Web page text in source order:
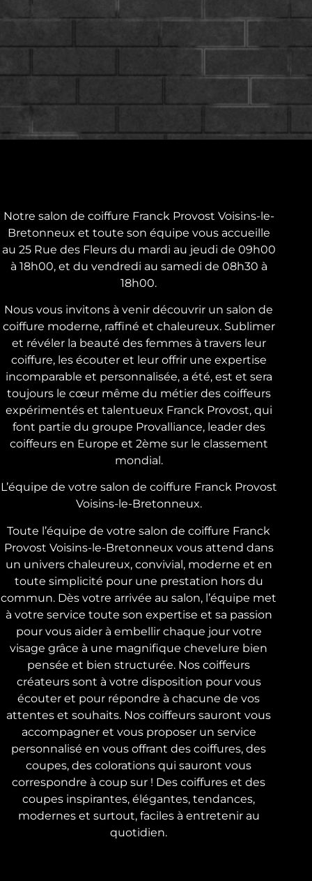
Notre salon de coiffure Franck Provost Voisins-le-
Bretonneux et toute son équipe vous accueille
au 25 Rue des Fleurs du mardi au jeudi de 09h00
à 18h00, et du vendredi au samedi de 08h30 à
18h00.
Nous vous invitons à venir découvrir un salon de
coiffure moderne, raffiné et chaleureux. Sublimer
et révéler la beauté des femmes à travers leur
coiffure, les écouter et leur offrir une expertise
incomparable et personnalisée, a été, est et sera
toujours le cœur même du métier des coiffeurs
expérimentés et talentueux Franck Provost, qui
font partie du groupe Provalliance, leader des
coiffeurs en Europe et 2ème sur le classement
mondial.
L’équipe de votre salon de coiffure Franck Provost
Voisins-le-Bretonneux.
Toute l’équipe de votre salon de coiffure Franck
Provost Voisins-le-Bretonneux vous attend dans
un univers chaleureux, convivial, moderne et en
toute simplicité pour une prestation hors du
commun. Dès votre arrivée au salon, l’équipe met
à votre service toute son expertise et sa passion
pour vous aider à embellir chaque jour votre
visage grâce à une magnifique chevelure bien
pensée et bien structurée. Nos coiffeurs
créateurs sont à votre disposition pour vous
écouter et pour répondre à chacune de vos
attentes et souhaits. Nos coiffeurs sauront vous
accompagner et vous proposer un service
personnalisé en vous offrant des coiffures, des
coupes, des colorations qui sauront vous
correspondre à coup sur ! Des coiffures et des
coupes inspirantes, élégantes, tendances,
modernes et surtout, faciles à entretenir au
quotidien.